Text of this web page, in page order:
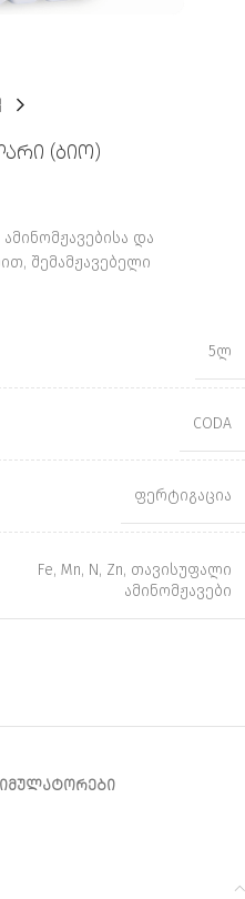
(ბიო)
და
შემამჟავებელი
5ლ
CODA
ფერტიგაცია
Fe, Mn, N, Zn, თავისუფალი
ამინომჟავები